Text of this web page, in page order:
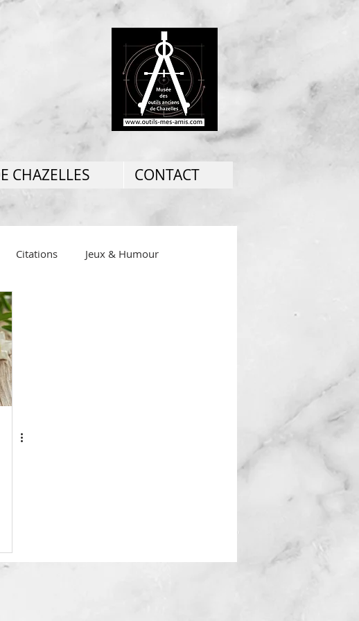
CHAZELLES CONTACT
Citations Jeux & Humour